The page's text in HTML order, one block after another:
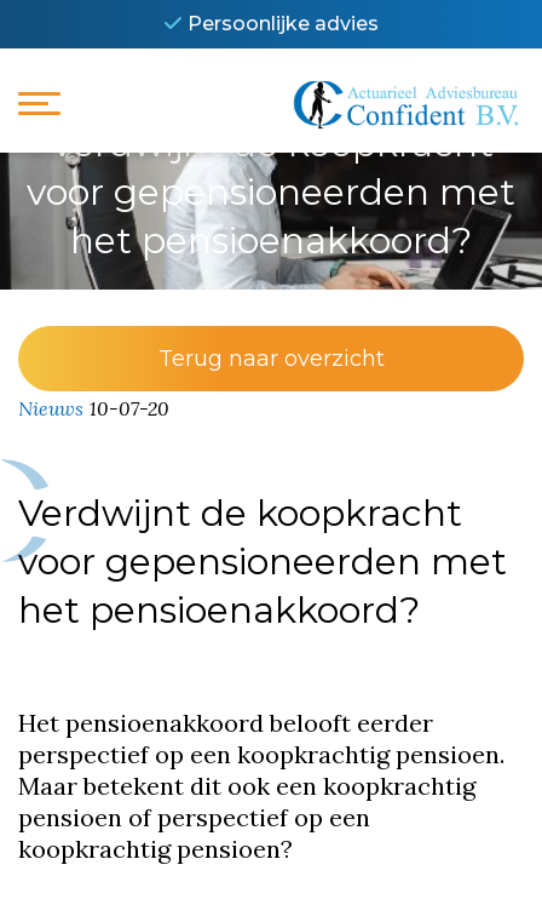
Persoonlijke advies
Verdwijnt de koopkracht
voor gepensioneerden met
het pensioenakkoord?
Terug naar overzicht
Nieuws 10-07-20
Verdwijnt de koopkracht
voor gepensioneerden met
het pensioenakkoord?
Het pensioenakkoord belooft eerder
perspectief op een koopkrachtig pensioen.
Maar betekent dit ook een koopkrachtig
pensioen of perspectief op een
koopkrachtig pensioen?